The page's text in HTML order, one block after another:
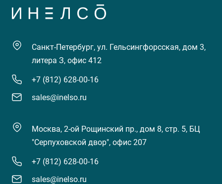
Санкт-Петербург, ул. Гельсингфорсская, дом 3,
литера З, офис 412
+7 (812) 628-00-16
sales@inelso.ru
Москва, 2-ой Рощинский пр., дом 8, стр. 5, БЦ
"Серпуховской двор", офис 207
+7 (812) 628-00-16
sales@inelso.ru